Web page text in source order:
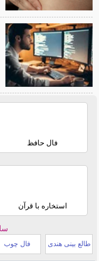
فال حافظ
استخاره با قرآن
طالع بینی هندی فال چوب